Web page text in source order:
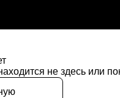
не здесь или